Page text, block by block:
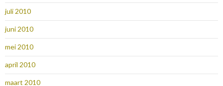
juli 2010
juni 2010
mei 2010
april 2010
maart 2010